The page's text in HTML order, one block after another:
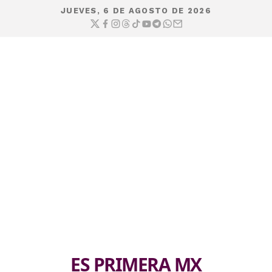
JUEVES, 6 DE AGOSTO DE 2026
ES PRIMERA MX